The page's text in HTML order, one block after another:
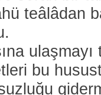
teâlâdan
bu